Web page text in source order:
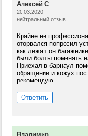
Алексей С
20.03.2020
нейтральный отзыв
Крайне не
оторвался попросил
как лежал он
были болты поменять
Приехал в барнаул
обращении и кожух
рекомендую.
Ответить
Владимир